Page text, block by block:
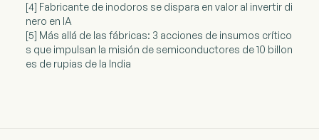
[4] Fabricante de inodoros se dispara en valor al invertir di
nero en IA
[5] Más allá de las fábricas: 3 acciones de insumos crítico
s que impulsan la misión de semiconductores de 10 billon
es de rupias de la India